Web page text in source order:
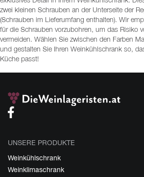
zwei kleinen Schrauben an der Unterseite der
(Schrauben im Lieferumfang enthalten). Wir
für die Schrauben vorzubohren, um das Risiko
vermeiden. Wählen Sie zwischen den Farben
und gestalten Sie Ihren Weinkühlschrank so,
Küche passt!
UNSERE PRODUKTE
Weinkühlschrank
Weinklimaschrank